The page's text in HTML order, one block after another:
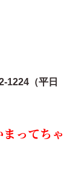
1224（平日
まってちゃ